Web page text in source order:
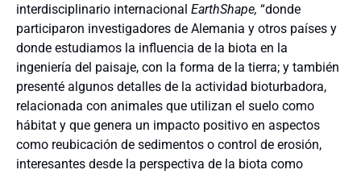
interdisciplinario internacional EarthShape, “donde
participaron investigadores de Alemania y otros países y
donde estudiamos la influencia de la biota en la
ingeniería del paisaje, con la forma de la tierra; y también
presenté algunos detalles de la actividad bioturbadora,
relacionada con animales que utilizan el suelo como
hábitat y que genera un impacto positivo en aspectos
como reubicación de sedimentos o control de erosión,
interesantes desde la perspectiva de la biota como